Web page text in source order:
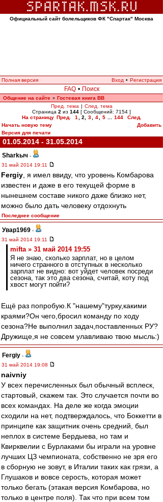
Официальный сайт болельщиков ФК "Спартак" Москва
Полная версия Вход • Регистрация
FAQ • Поиск
Общение на сайте » Гостевая книга ВВ
Пред. тема | След. тема
Страница 2 из 144 [ Сообщений: 7154 ]
На страницу Пред. 1 2 3 4 5 144
След.
Начать новую тему
Добавить
Версия для печати
01.05.2014 - 31.05.2014
Sharkыч -
31 май 2014 19:11
Fergiy , я имел ввиду, что уровень Комбарова
известен и даже в его текущей форме в
нынешнем составе никого даже близко нет,
можно было дать человеку отдохнуть
Последнее сообщение
Увар1969 -
31 май 2014 19:11
mifta » 31 май 2014 19:55
Я не знаю, сколько зарплат, но в целом
ничего странного в отступных в несколько
зарплат не видно: вот уйдет человек посреди
сезона, так это два сезона, считай, коту под
хвост могут пойти?
Ещё раз попробую.К "нашему"турку,какими
краями?Он чего,бросил команду по ходу
сезона?Не выполнил задач,поставленных РУ?
Дружище,я не совсем улавливаю твою мысль:)
Fergiy -
31 май 2014 19:08
naivniy
У всех перечисленных был обычный всплеск,
стартовый, скажем так. Это случается почти во
всех командах. На деле же когда эмоции
сходили на нет, подтверждалось, что Боккетти в
принципе как защитник очень средний, был
неплох в системе Бердыева, но там и
Квирквелии с Бурлаками бы играли на уровне
лучших ЦЗ чемпионата, собственно не зря его
в сборную не зовут, в Италии таких как грязи, а
Глушаков и вовсе серость, которая может
только бегать (этакая версия Комбарова, но
только в центре поля). Так что при всем том